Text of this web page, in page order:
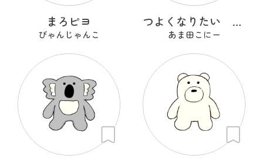
まろピヨ
びゃんじゃんこ
つよくなりたい かぶとむし
あま田こにー